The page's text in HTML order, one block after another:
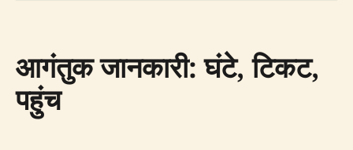
आगंतुक जानकारी: घंटे, टिकट,
पहुंच